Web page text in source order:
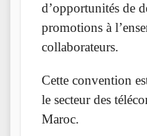
d’opportunités de
promotions à
collaborateurs.
Cette convention
le secteur des
Maroc.